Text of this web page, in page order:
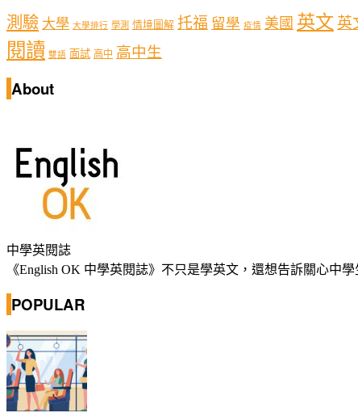
測驗 大學 大學排行 學測 情境圖解 托福 留學 疫情 美國 英文 英
閱讀 雙語 面試 高中 高中生
About
中學英閱誌
《English OK 中學英閱誌》不只是學英文，還想告訴關心中
POPULAR